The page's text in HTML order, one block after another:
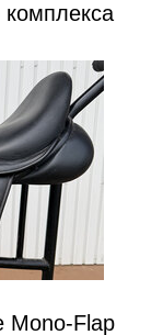
комплекса
Mono-Flap